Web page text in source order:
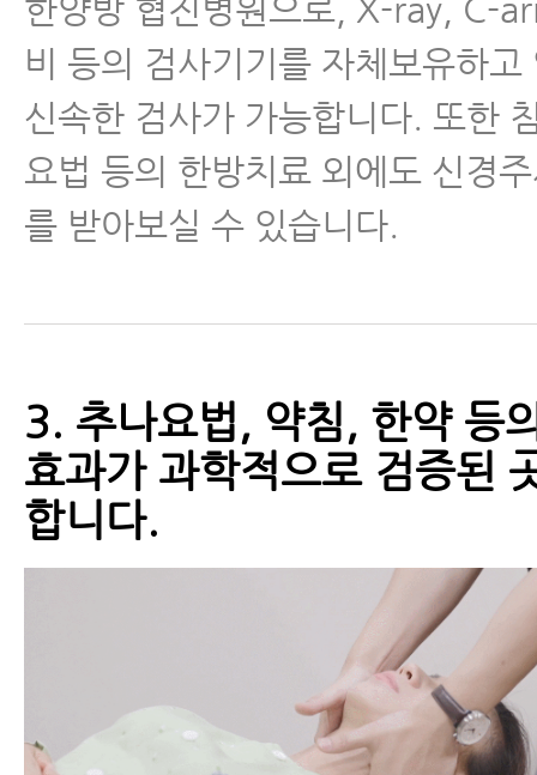
한양방 협진병원으로, X-ray, C-
비 등의 검사기기를 자체보유하고
신속한 검사가 가능합니다. 또한
요법 등의 한방치료 외에도 신경
를 받아보실 수 있습니다.
3. 추나요법, 약침, 한약 등
효과가 과학적으로 검증된
합니다.